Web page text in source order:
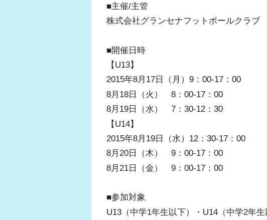
■主催/主管
株式会社グランセナフットボールクラブ
■開催日時
【U13】
2015年8月17日（月）9：00-17：00
8月18日（火） 8：00-17：00
8月19日（水） 7：30-12：30
【U14】
2015年8月19日（水）12：30-17：00
8月20日（木） 9：00-17：00
8月21日（金） 9：00-17：00
■参加対象
U13（中学1年生以下）・U14（中学2年生